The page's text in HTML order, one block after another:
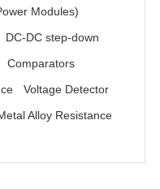
Modules)
DC-DC step-down
Comparators
Voltage Detector
Alloy Resistance